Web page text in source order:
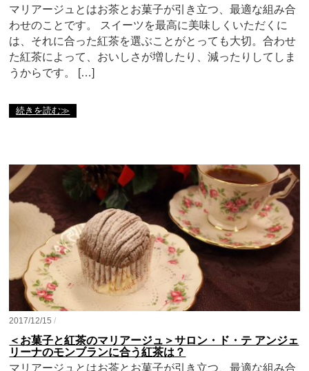
マリアージュとはお茶とお菓子が引き立つ、最適な組み合
わせのことです。 スイーツを最高に美味しくいただくに
は、それに合った紅茶を選ぶことがとっても大切。合わせ
た紅茶によって、おいしさが増したり、減ったりしてしま
うからです。 […]
続きを読む≫
2017/12/15/
＜お菓子と紅茶のマリアージュ＞サロン・ド・テ アンジェ
リーナのモンブランに合う紅茶は？
マリアージュとはお茶とお菓子が引き立つ、最適な組み合